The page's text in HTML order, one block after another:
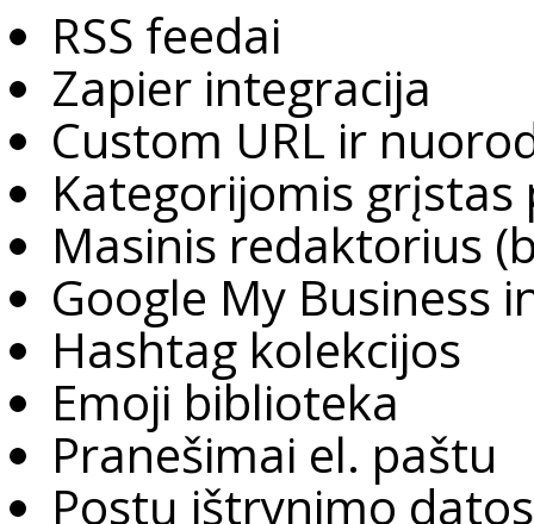
RSS feedai
Zapier integracija
Custom URL ir
Kategorijomis
Masinis redaktorius
Google My Business
Hashtag kolekcijos
Emoji biblioteka
Pranešimai el. paštu
Postų ištrynimo